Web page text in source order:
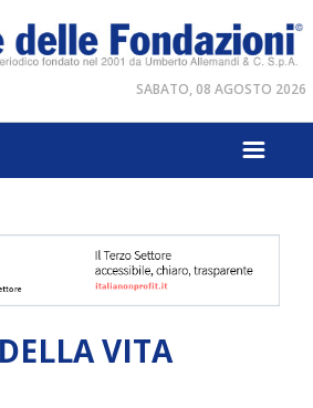
SABATO, 08 AGOSTO 2026
VITA